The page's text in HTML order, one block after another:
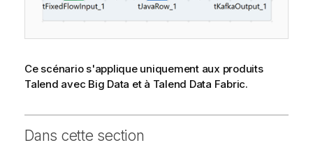
Ce scénario s'applique uniquement aux produits
Talend avec Big Data et à Talend Data Fabric.
Dans cette section